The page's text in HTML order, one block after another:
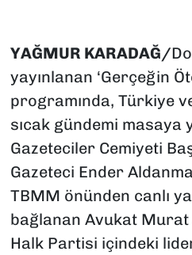
YAĞMUR KARADAĞ/
yayınlanan ‘Gerçeğin
programında, Türkiye
sıcak gündemi masaya
Gazeteciler Cemiyeti
Gazeteci Ender
TBMM önünden canlı
bağlanan Avukat Murat
Halk Partisi içindeki